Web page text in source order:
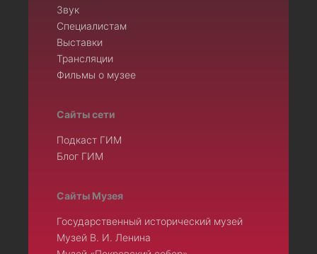
Звук
Специалистам
Выставки
Трансляции
Фильмы о музее
Сайты сети
Подкаст ГИМ
Блог ГИМ
Сайты Музея
Государственный исторический музей
Музей В. И. Ленина